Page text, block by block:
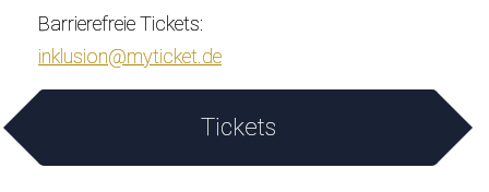
Barrierefreie Tickets:
inklusion@myticket.de
Tickets